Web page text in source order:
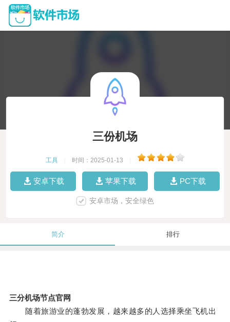
三份机场
工具 时间：2025-01-13
安卓下载 苹果下载 PC下载
安卓市场，安全绿色
简介 排行
三分机场节点官网
随着旅游业的蓬勃发展，越来越多的人选择乘坐飞机出